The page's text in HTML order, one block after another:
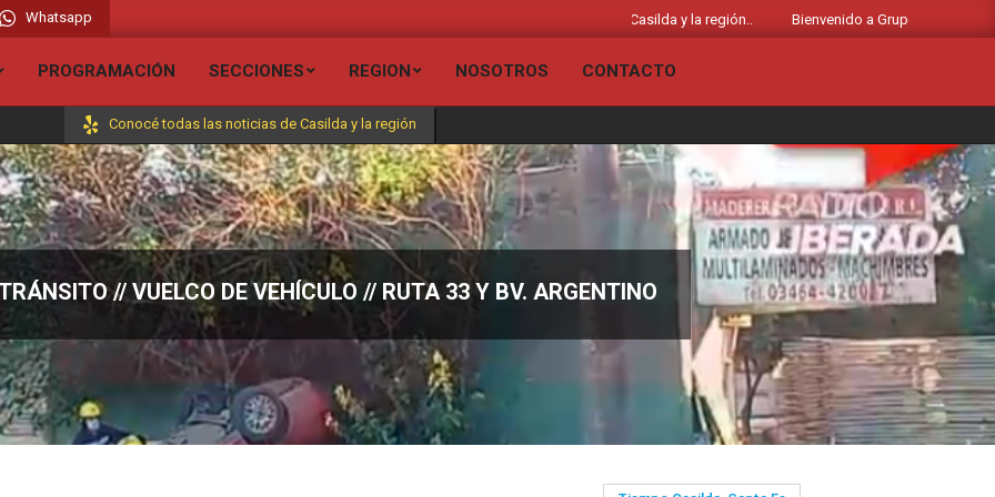
Whatsapp
Liberada FM 106.7 // Visita todas nuestras secciones y entérate de todas las noticias de Casilda y la región.. Bienvenido a Grupo Liberado -
Navigation
PROGRAMACIÓN SECCIONES REGION NOSOTROS CONTACTO
Conocé todas las noticias de Casilda y la región
// VUELCO DE VEHÍCULO // RUTA 33 Y BV. ARGENTINO